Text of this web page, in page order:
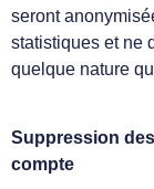
seront
statistiques et ne
quelque nature
Suppression
compte